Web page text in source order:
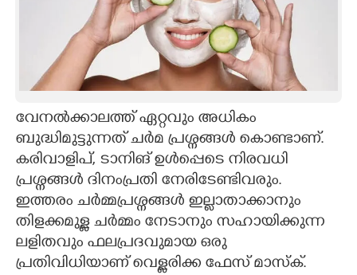
ASTRO
CARTOONS
LITERATURE
ZOOM
CONTACT US
വേനൽക്കാലത്ത് ഏറ്റവും അധികം
ബുദ്ധിമുട്ടുന്നത് ചർമ പ്രശ്നങ്ങൾ കൊണ്ടാണ്.
കരിവാളിപ്, ടാനിങ് ഉൾപ്പെടെ നിരവധി
പ്രശ്നങ്ങൾ ദിനംപ്രതി നേരിടേണ്ടിവരും.
ഇത്തരം ചർമ്മപ്രശ്നങ്ങൾ ഇല്ലാതാക്കാനും
തിളക്കമുള്ള ചർമ്മം നേടാനും സഹായിക്കുന്ന
ലളിതവും ഫലപ്രദവുമായ ഒരു
പ്രതിവിധിയാണ് വെള്ളരിക്ക ഫേസ് മാസ്ക്.